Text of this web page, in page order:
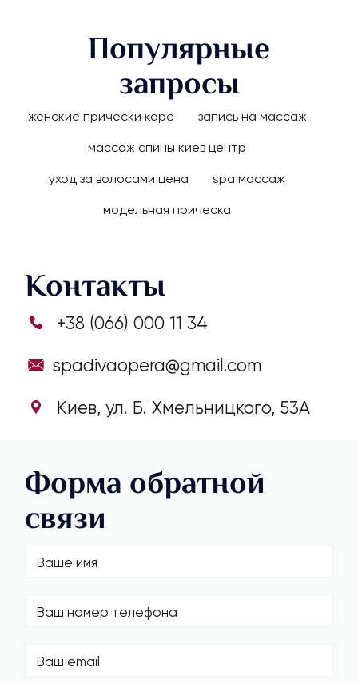
Популярные
запросы
женские прически каре запись на массаж
массаж спины киев центр
уход за волосами цена spa массаж
модельная прическа
Контакты
+38 (066) 000 11 34
spadivaopera@gmail.com
Киев, ул. Б. Хмельницкого, 53А
Форма обратной
связи